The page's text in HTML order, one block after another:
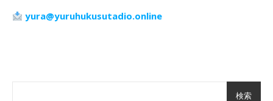
yura@yuruhukusutadio.online
検索